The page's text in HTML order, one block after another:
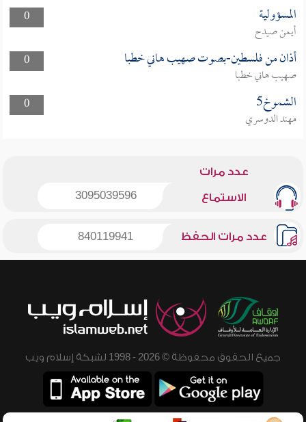
0
المسؤولية
أيمن صيدح
0
أذان من فلسطين-بصوت صهيب هاني خطبا
صهيب هاني خطبا
0
الشموخ5
مهند الدوسري
عدد مرات
الاستماع 3095039596
عدد مرات الحفظ 840119941
جميع الحقوق محفوظة © 2026 - 1998 لشبكة إسلام ويب